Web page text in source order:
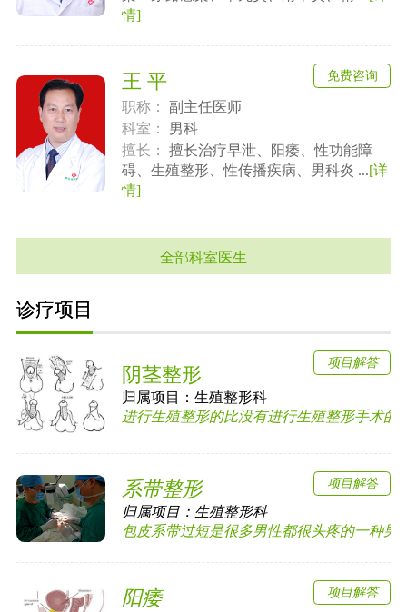
情]
王 平
职称：
副主任医师
科室：
男科
擅长：
擅长治疗早泄、阳痿、性功能障
碍、生殖整形、性传播疾病、男科炎 ...[详
情]
免费咨询
全部科室医生
诊疗项目
阴茎整形
归属项目：生殖整形科
进行生殖整形的比没有进行生殖整形手术的
项目解答
系带整形
归属项目： 生殖整形科
包皮系带过短是很多男性都很头疼的一种男
项目解答
阳痿 项目解答